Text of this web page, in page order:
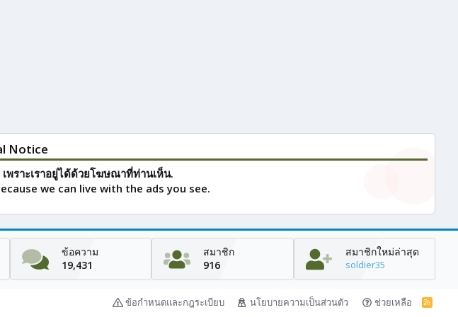
Notice
ราะเราอยู่ได้ด้วยโฆษณาที่ท่านเห็น.
we can live with the ads you see.
ข้อความ
19,431
สมาชิก
916
สมาชิกใหม่ล่าสุด
soldier35
ข้อกำหนดและกฎระเบียบ นโยบายความเป็นส่วนตัว ช่วยเหลือ
R